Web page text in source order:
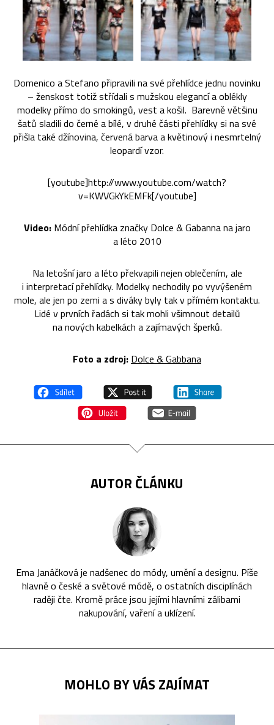
Domenico a Stefano připravili na své přehlídce jednu novinku
– ženskost totiž střídali s mužskou elegancí a oblékly
modelky přímo do smokingů, vest a košil. Barevně většinu
šatů sladili do černé a bílé, v druhé části přehlídky si na své
přišla také džínovina, červená barva a květinový i nesmrtelný
leopardí vzor.
[youtube]http://www.youtube.com/watch?
v=KWVGkYkEMFk[/youtube]
Video:Módní přehlídka značky Dolce & Gabanna na jaro
a léto 2010
Na letošní jaro a léto překvapili nejen oblečením, ale
i interpretací přehlídky. Modelky nechodily po vyvýšeném
mole, ale jen po zemi a s diváky byly tak v přímém kontaktu.
Lidé v prvních řadách si tak mohli všimnout detailů
na nových kabelkách a zajímavých šperků.
Foto a zdroj: Dolce & Gabbana
AUTOR ČLÁNKU
Ema Janáčková je nadšenec do módy, umění a designu. Píše
hlavně o české a světové módě, o ostatních disciplínách
raději čte. Kromě práce jsou jejími hlavními zálibami
nakupování, vaření a uklízení.
MOHLO BY VÁS ZAJÍMAT